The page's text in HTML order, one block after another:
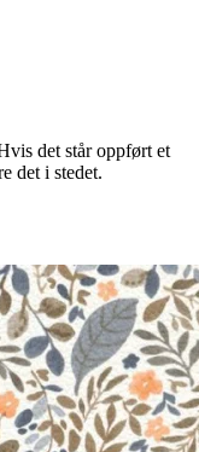
det står oppført et
det i stedet.